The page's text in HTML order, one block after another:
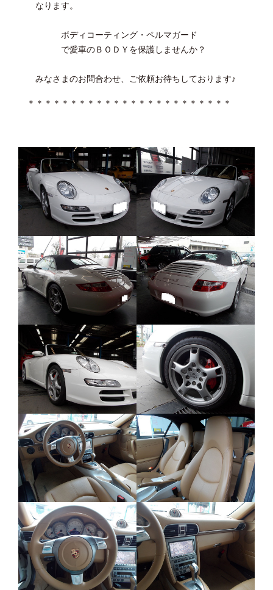
なります。
ボディコーティング・ペルマガード
で愛車のＢＯＤＹを保護しませんか？
みなさまのお問合わせ、ご依頼お待ちしております♪
＊＊＊＊＊＊＊＊＊＊＊＊＊＊＊＊＊＊＊＊＊＊＊＊